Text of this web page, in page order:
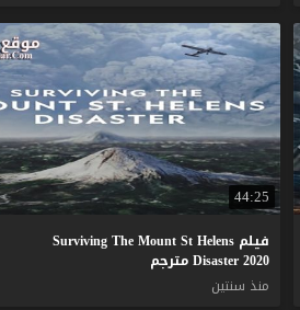
44:25
فيلم Surviving The Mount St Helens
Disaster 2020 مترجم
منذ سنتين